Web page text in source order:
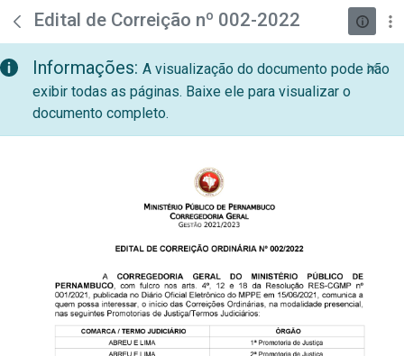
Pular para o Conteúdo principal
teste descricao
Edital de Correição nº 002-2022
Informações: A visualização do documento pode não
exibir todas as páginas. Baixe ele para visualizar o
documento completo.